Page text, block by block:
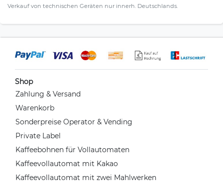
Verkauf von technischen Geräten nur innerh. Deutschlands.
Shop
Zahlung & Versand
Warenkorb
Sonderpreise Operator & Vending
Private Label
Kaffeebohnen für Vollautomaten
Kaffeevollautomat mit Kakao
Kaffeevollautomat mit zwei Mahlwerken